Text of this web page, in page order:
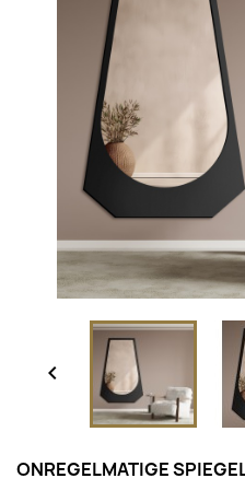

ONREGELMATIGE